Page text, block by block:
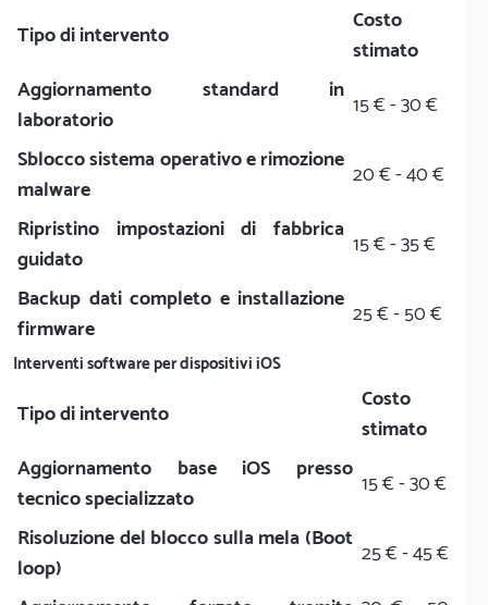
Tipo di intervento
Costo
stimato
Aggiornamento standard in
laboratorio
15 € - 30 €
Sblocco sistema operativo e rimozione
malware
20 € - 40 €
Ripristino impostazioni di fabbrica
guidato
15 € - 35 €
Backup dati completo e installazione
firmware
25 € - 50 €
Interventi software per dispositivi iOS
Tipo di intervento
Costo
stimato
Aggiornamento base iOS presso
tecnico specializzato
15 € - 30 €
Risoluzione del blocco sulla mela (Boot
loop)
25 € - 45 €